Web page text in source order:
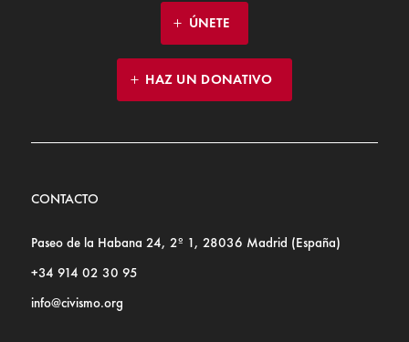
ÚNETE
HAZ UN DONATIVO
CONTACTO
Paseo de la Habana 24, 2º 1, 28036 Madrid (España)
+34 914 02 30 95
info@civismo.org